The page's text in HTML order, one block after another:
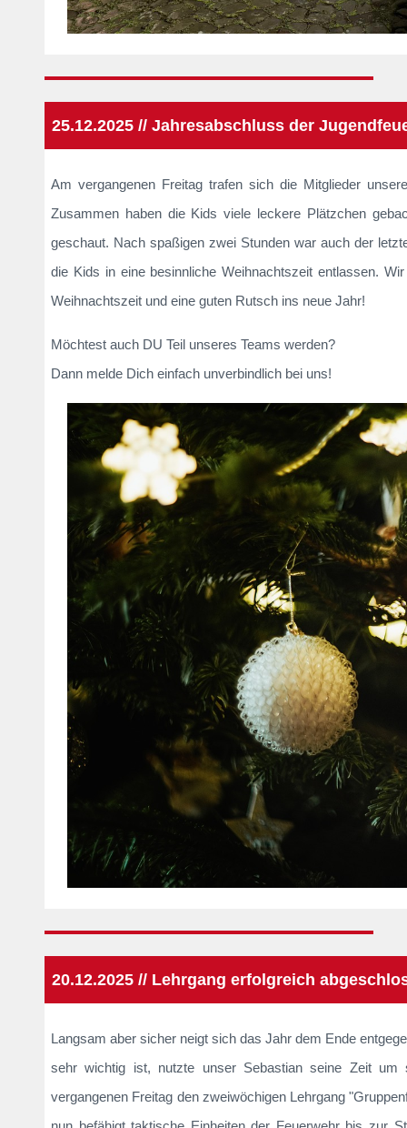
25.12.2025 // Jahresabschluss der
Am vergangenen Freitag trafen sich die Mitglieder
Zusammen haben die Kids viele leckere Plätzchen
geschaut. Nach spaßigen zwei Stunden war auch der
die Kids in eine besinnliche Weihnachtszeit entlassen.
Weihnachtszeit und eine guten Rutsch ins neue Jahr!
Möchtest auch DU Teil unseres Teams werden?
Dann melde Dich einfach unverbindlich bei uns!
20.12.2025 // Lehrgang erfolgreich
Langsam aber sicher neigt sich das Jahr dem Ende
sehr wichtig ist, nutzte unser Sebastian seine Zeit
vergangenen Freitag den zweiwöchigen Lehrgang